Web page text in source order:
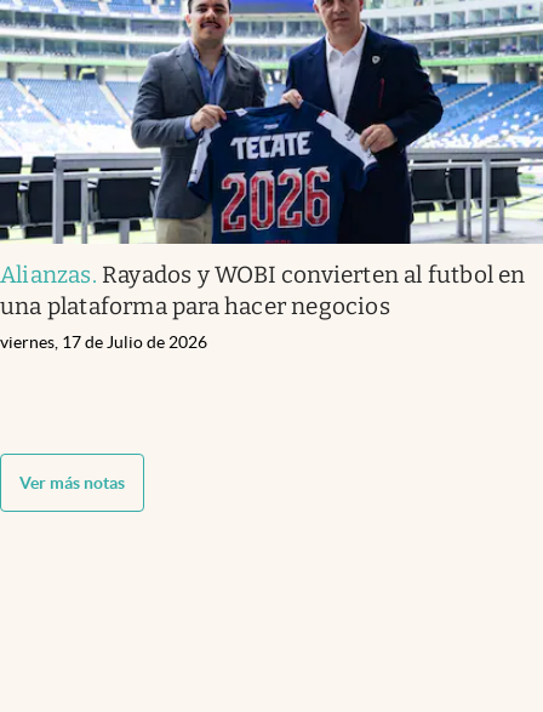
Alianzas. Rayados y WOBI convierten al futbol en
una plataforma para hacer negocios
viernes, 17 de Julio de 2026
Ver más notas